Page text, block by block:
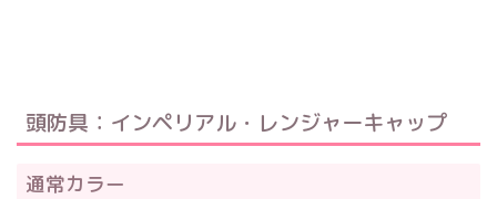
頭防具：インペリアル・レンジャーキャップ
通常カラー